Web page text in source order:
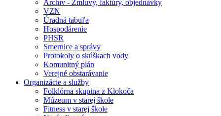
Archív - Zmluvy, faktúry, objednávky
VZN
Úradná tabuľa
Hospodárenie
PHSR
Smernice a správy
Protokoly o skúškach vody
Komunitný plán
Verejné obstarávanie
Organizácie a služby
Folklórna skupina z Klokoča
Múzeum v starej škole
Fitness v starej škole